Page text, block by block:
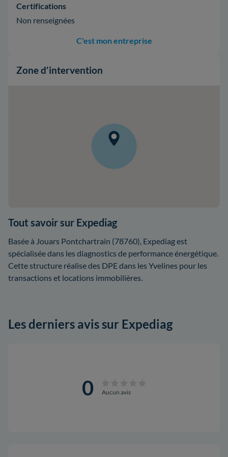
Certifications
Non renseignées
C'est mon entreprise
Zone d'intervention
Tout savoir sur Expediag
Basée à Jouars Pontchartrain (78760), Expediag est
spécialisée dans les diagnostics de performance énergétique.
Cette structure réalise des DPE dans les Yvelines pour les
transactions et locations immobilières.
Les derniers avis sur Expediag
0 Aucun avis